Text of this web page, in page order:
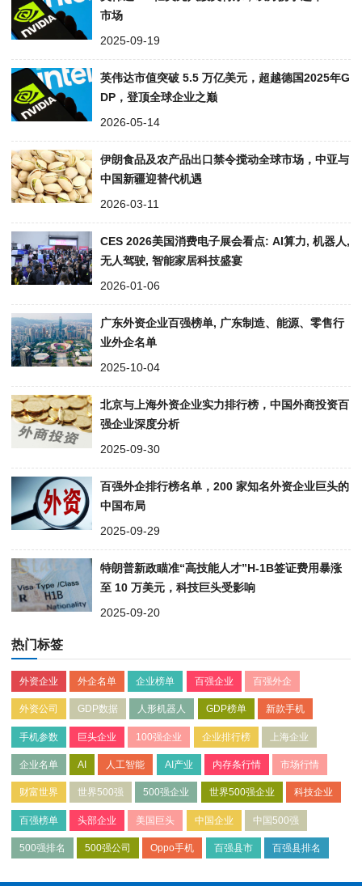
市场
2025-09-19
英伟达市值突破 5.5 万亿美元，超越德国2025年G
DP，登顶全球企业之巅
2026-05-14
伊朗食品及农产品出口禁令搅动全球市场，中亚与
中国新疆迎替代机遇​
2026-03-11
CES 2026美国消费电子展会看点: AI算力, 机器人,
无人驾驶, 智能家居科技盛宴
2026-01-06
广东外资企业百强榜单, 广东制造、能源、零售行
业外企名单
2025-10-04
北京与上海外资企业实力排行榜，中国外商投资百
强企业深度分析
2025-09-30
百强外企排行榜名单，200 家知名外资企业巨头的
中国布局
2025-09-29
特朗普新政瞄准“高技能人才”H-1B签证费用暴涨
至 10 万美元，科技巨头受影响
2025-09-20
热门标签
外资企业 外企名单 企业榜单 百强企业 百强外企
外资公司 GDP数据 人形机器人 GDP榜单 新款手机
手机参数 巨头企业 100强企业 企业排行榜 上海企业
企业名单 AI 人工智能 AI产业 内存条行情 市场行情
财富世界 世界500强 500强企业 世界500强企业 科技企业
百强榜单 头部企业 美国巨头 中国企业 中国500强
500强排名 500强公司 Oppo手机 百强县市 百强县排名